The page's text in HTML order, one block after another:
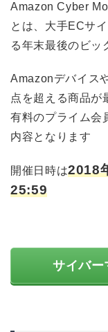
Amazon Cyber
とは、大手ECサ
る年末最後のビッ
Amazonデバイス
点を超える商品が
有料のプライム会
内容となります
開催日時は2018
25:59
サイバー